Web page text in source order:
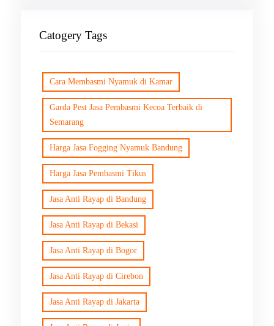
Catogery Tags
Cara Membasmi Nyamuk di Kamar
Garda Pest Jasa Pembasmi Kecoa Terbaik di
Semarang
Harga Jasa Fogging Nyamuk Bandung
Harga Jasa Pembasmi Tikus
Jasa Anti Rayap di Bandung
Jasa Anti Rayap di Bekasi
Jasa Anti Rayap di Bogor
Jasa Anti Rayap di Cirebon
Jasa Anti Rayap di Jakarta